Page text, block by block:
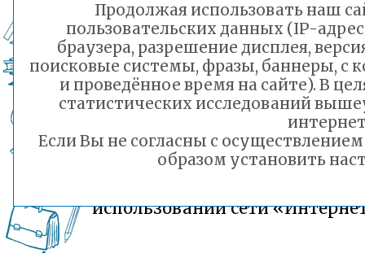
«Методическими
о размещении на
стендах, официальных
сайтах и других
ресурсах
организаций и
осуществляющих
сфере образования,
использовании сети
Продолжая использовать наш
пользовательских данных (IP-
браузера, разрешение дисплея,
поисковые системы, фразы, баннеры, с
и проведённое время на сайте). В
статистических исследований
Если Вы не согласны с
образом установить